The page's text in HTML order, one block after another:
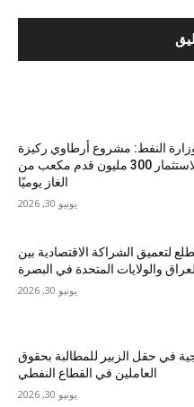
النفط: مشروع أرطاوي ركيزة
استراتيجية لاستثمار 300 مليون قدم مكعب من
الغاز يوميًا
يونيو 30, 2026
لتعميق الشراكة الاقتصادية بين
والولايات المتحدة في البصرة
يونيو 30, 2026
في حقل الزبير للمطالبة بحقوق
العاملين في القطاع النفطي
يونيو 30, 2026